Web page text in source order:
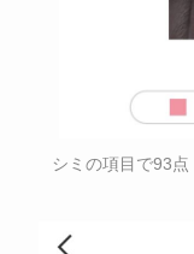
シミの項目で93点